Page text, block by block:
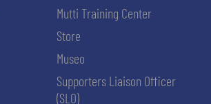
Mutti Training Center
Store
Museo
Supporters Liaison Officer
(SLO)